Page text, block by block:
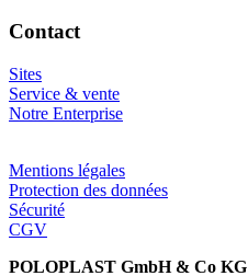
Contact
Sites
Service & vente
Notre Enterprise
Mentions légales
Protection des données
Sécurité
CGV
POLOPLAST GmbH & Co KG